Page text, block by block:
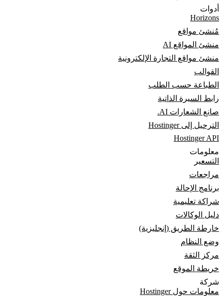
أدوات
Horizons
مُنشئ مواقع
منشئ المواقع AI
منشئ مواقع التجارة الإلكترونية
القوالب
الطباعة حسب الطلب
رابط السيرة الذاتية
صانع الشعارات AI.
الترحيل إلى Hostinger
Hostinger API
معلومات
التسعير
مراجعات
برنامج الإحالة
شراكة تعليمية
دليل الوكالات
خارطة الطريق (إنجليزية)
وضع النظام
مركز الثقة
خريطة الموقع
شركة
معلومات حول Hostinger